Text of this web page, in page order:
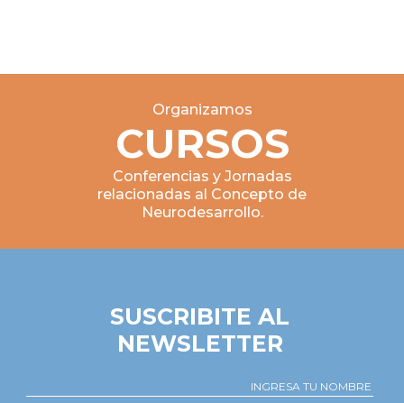
Organizamos
CURSOS
Conferencias y Jornadas
relacionadas al Concepto de
Neurodesarrollo.
SUSCRIBITE AL
NEWSLETTER